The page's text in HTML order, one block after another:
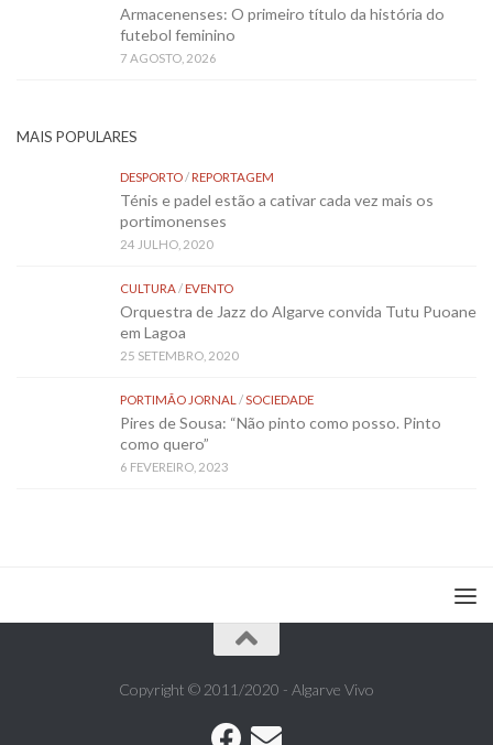
Armacenenses: O primeiro título da história do
futebol feminino
7 AGOSTO, 2026
MAIS POPULARES
DESPORTO/REPORTAGEM
Ténis e padel estão a cativar cada vez mais os
portimonenses
24 JULHO, 2020
CULTURA/EVENTO
Orquestra de Jazz do Algarve convida Tutu Puoane
em Lagoa
25 SETEMBRO, 2020
PORTIMÃO JORNAL /SOCIEDADE
Pires de Sousa: “Não pinto como posso. Pinto
como quero”
6 FEVEREIRO, 2023
Copyright © 2011/2020 - Algarve Vivo